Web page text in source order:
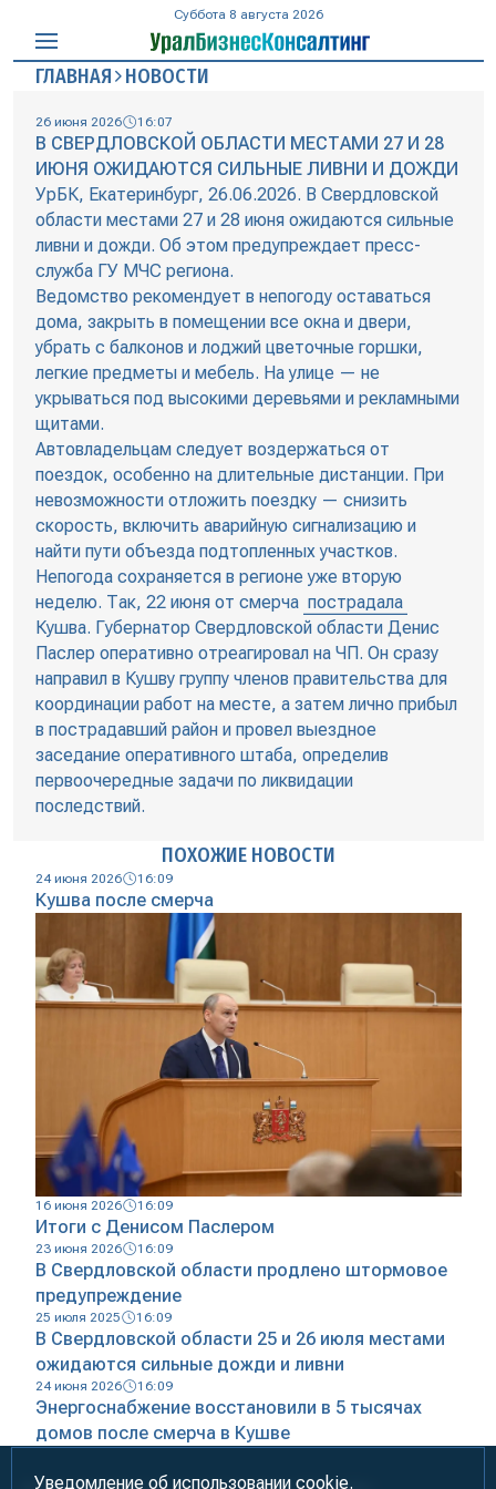
Суббота 8 августа 2026
ГЛАВНАЯ НОВОСТИ
26 июня 2026 16:07
В СВЕРДЛОВСКОЙ ОБЛАСТИ МЕСТАМИ 27 И 28
ИЮНЯ ОЖИДАЮТСЯ СИЛЬНЫЕ ЛИВНИ И ДОЖДИ
УрБК, Екатеринбург, 26.06.2026. В Свердловской
области местами 27 и 28 июня ожидаются сильные
ливни и дожди. Об этом предупреждает пресс-
служба ГУ МЧС региона.
Ведомство рекомендует в непогоду оставаться
дома, закрыть в помещении все окна и двери,
убрать с балконов и лоджий цветочные горшки,
легкие предметы и мебель. На улице — не
укрываться под высокими деревьями и рекламными
щитами.
Автовладельцам следует воздержаться от
поездок, особенно на длительные дистанции. При
невозможности отложить поездку — снизить
скорость, включить аварийную сигнализацию и
найти пути объезда подтопленных участков.
Непогода сохраняется в регионе уже вторую
неделю. Так, 22 июня от смерча пострадала
Кушва. Губернатор Свердловской области Денис
Паслер оперативно отреагировал на ЧП. Он сразу
направил в Кушву группу членов правительства для
координации работ на месте, а затем лично прибыл
в пострадавший район и провел выездное
заседание оперативного штаба, определив
первоочередные задачи по ликвидации
последствий.
ПОХОЖИЕ НОВОСТИ
24 июня 2026 16:09
Кушва после смерча
16 июня 2026 16:09
Итоги с Денисом Паслером
23 июня 2026 16:09
В Свердловской области продлено штормовое
предупреждение
25 июля 2025 16:09
В Свердловской области 25 и 26 июля местами
ожидаются сильные дожди и ливни
24 июня 2026 16:09
Энергоснабжение восстановили в 5 тысячах
домов после смерча в Кушве
Уведомление об использовании cookie.